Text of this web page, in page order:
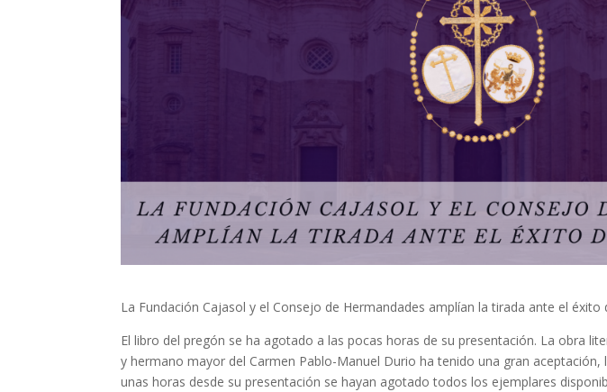
La Fundación Cajasol y el Consejo de Hermandades amplían la tirada ante el éxito
El libro del pregón se ha agotado a las pocas horas de su presentación. La obra
y hermano mayor del Carmen Pablo-Manuel Durio ha tenido una gran
unas horas desde su presentación se hayan agotado todos los ejemplares